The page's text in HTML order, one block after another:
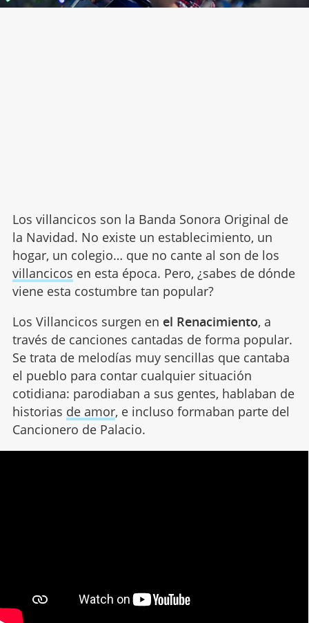
Los villancicos son la Banda Sonora Original de
la Navidad. No existe un establecimiento, un
hogar, un colegio… que no cante al son de los
villancicos en esta época. Pero, ¿sabes de dónde
viene esta costumbre tan popular?
Los Villancicos surgen en el Renacimiento, a
través de canciones cantadas de forma popular.
Se trata de melodías muy sencillas que cantaba
el pueblo para contar cualquier situación
cotidiana: parodiaban a sus gentes, hablaban de
historias de amor, e incluso formaban parte del
Cancionero de Palacio.